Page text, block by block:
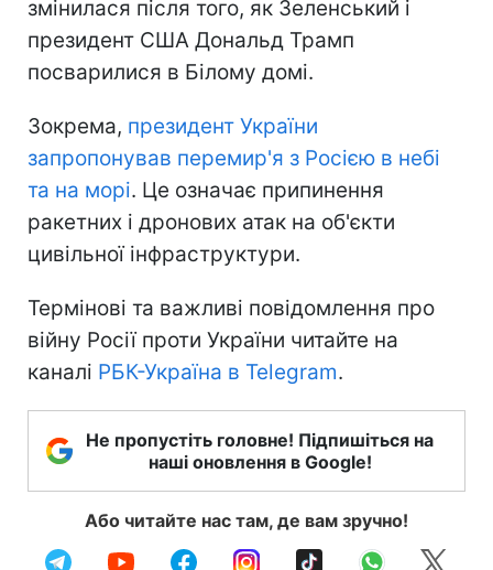
змінилася після того, як Зеленський і
президент США Дональд Трамп
посварилися в Білому домі.
Зокрема, президент України
запропонував перемир'я з Росією в небі
та на морі. Це означає припинення
ракетних і дронових атак на об'єкти
цивільної інфраструктури.
Термінові та важливі повідомлення про
війну Росії проти України читайте на
каналі РБК-Україна в Telegram.
Не пропустіть головне! Підпишіться на
наші оновлення в Google!
Або читайте нас там, де вам зручно!